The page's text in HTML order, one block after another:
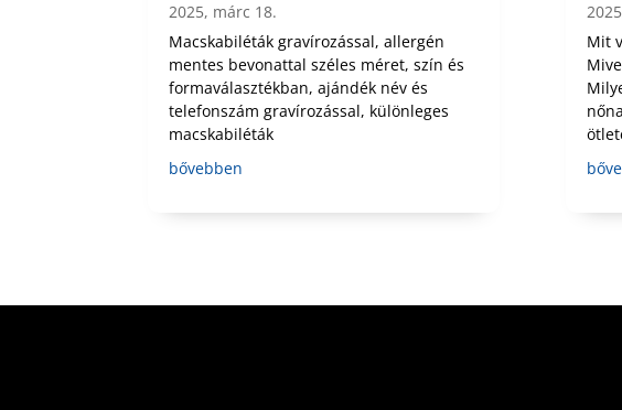
2025, márc 18.
Macskabiléták gravírozással, allergén
mentes bevonattal széles méret, szín és
formaválasztékban, ajándék név és
telefonszám gravírozással, különleges
macskabiléták
bővebben
Mit